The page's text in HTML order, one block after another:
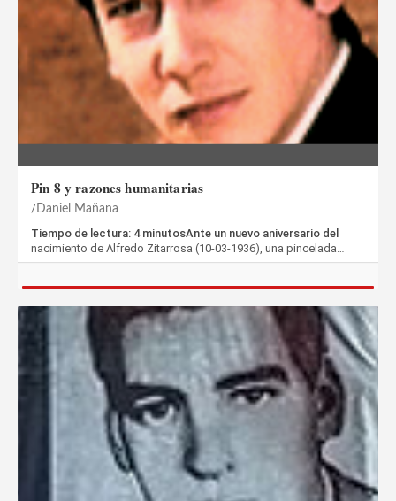
Pin 8 y razones humanitarias
Daniel Mañana
Tiempo de lectura: 4 minutosAnte un nuevo aniversario del
nacimiento de Alfredo Zitarrosa (10-03-1936), una pincelada…